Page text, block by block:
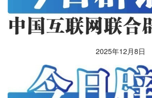
2025年12月8日